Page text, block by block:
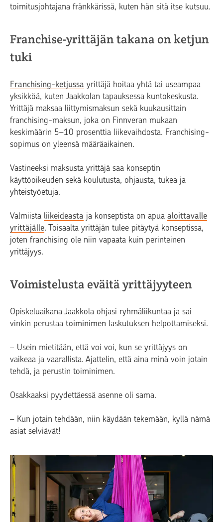
toimitusjohtajana fränkkärissä, kuten hän sitä itse kutsuu.
Franchise-yrittäjän takana on ketjun
tuki
Franchising-ketjussa yrittäjä hoitaa yhtä tai useampaa
yksikköä, kuten Jaakkolan tapauksessa kuntokeskusta.
Yrittäjä maksaa liittymismaksun sekä kuukausittain
franchising-maksun, joka on Finnveran mukaan
keskimäärin 5–10 prosenttia liikevaihdosta. Franchising-
sopimus on yleensä määräaikainen.
Vastineeksi maksusta yrittäjä saa konseptin
käyttöoikeuden sekä koulutusta, ohjausta, tukea ja
yhteistyöetuja.
Valmiista liikeideasta ja konseptista on apua aloittavalle
yrittäjälle. Toisaalta yrittäjän tulee pitäytyä konseptissa,
joten franchising ole niin vapaata kuin perinteinen
yrittäjyys.
Voimistelusta eväitä yrittäjyyteen
Opiskeluaikana Jaakkola ohjasi ryhmäliikuntaa ja sai
vinkin perustaa toiminimen laskutuksen helpottamiseksi.
– Usein mietitään, että voi voi, kun se yrittäjyys on
vaikeaa ja vaarallista. Ajattelin, että aina minä voin jotain
tehdä, ja perustin toiminimen.
Osakkaaksi pyydettäessä asenne oli sama.
– Kun jotain tehdään, niin käydään tekemään, kyllä nämä
asiat selviävät!